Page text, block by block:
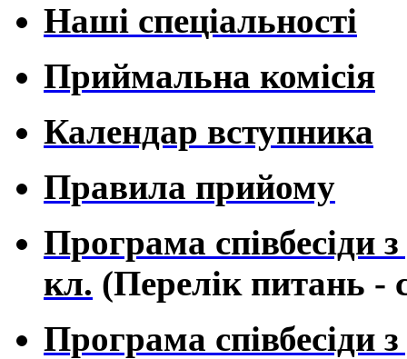
Наші спеціальності
Приймальна комісія
Календар вступника
Правила прийому
Програма співбесіди
кл. (Перелік питань -
Програма співбесіди